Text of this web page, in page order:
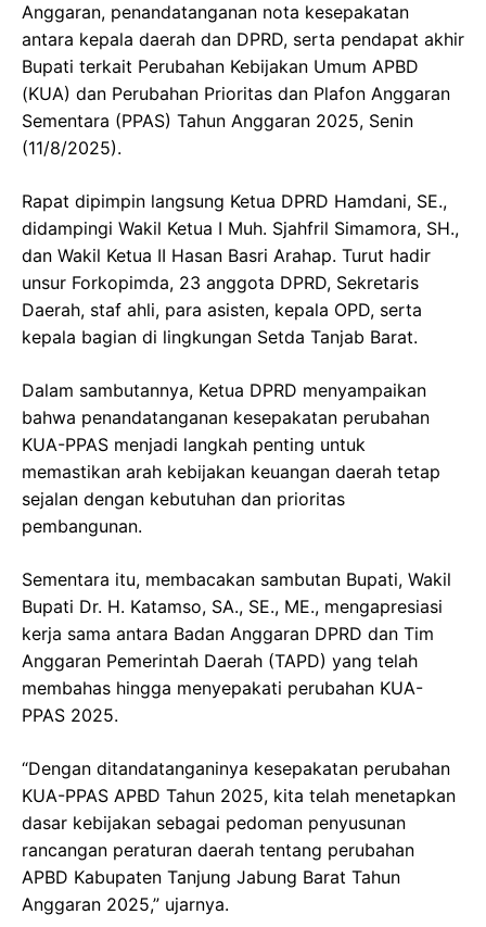
Anggaran, penandatanganan nota kesepakatan
antara kepala daerah dan DPRD, serta pendapat akhir
Bupati terkait Perubahan Kebijakan Umum APBD
(KUA) dan Perubahan Prioritas dan Plafon Anggaran
Sementara (PPAS) Tahun Anggaran 2025, Senin
(11/8/2025).
Rapat dipimpin langsung Ketua DPRD Hamdani, SE.,
didampingi Wakil Ketua I Muh. Sjahfril Simamora, SH.,
dan Wakil Ketua II Hasan Basri Arahap. Turut hadir
unsur Forkopimda, 23 anggota DPRD, Sekretaris
Daerah, staf ahli, para asisten, kepala OPD, serta
kepala bagian di lingkungan Setda Tanjab Barat.
Dalam sambutannya, Ketua DPRD menyampaikan
bahwa penandatanganan kesepakatan perubahan
KUA-PPAS menjadi langkah penting untuk
memastikan arah kebijakan keuangan daerah tetap
sejalan dengan kebutuhan dan prioritas
pembangunan.
Sementara itu, membacakan sambutan Bupati, Wakil
Bupati Dr. H. Katamso, SA., SE., ME., mengapresiasi
kerja sama antara Badan Anggaran DPRD dan Tim
Anggaran Pemerintah Daerah (TAPD) yang telah
membahas hingga menyepakati perubahan KUA-
PPAS 2025.
“Dengan ditandatanganinya kesepakatan perubahan
KUA-PPAS APBD Tahun 2025, kita telah menetapkan
dasar kebijakan sebagai pedoman penyusunan
rancangan peraturan daerah tentang perubahan
APBD Kabupaten Tanjung Jabung Barat Tahun
Anggaran 2025,” ujarnya.